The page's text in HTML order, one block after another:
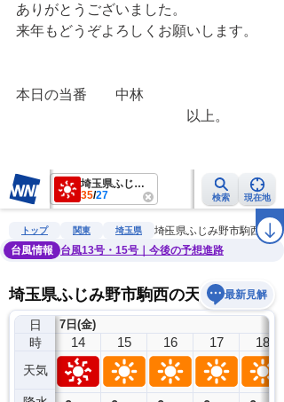
ありがとうございました。
来年もどうぞよろしくお願いします。
本日の当番　　中林
以上。